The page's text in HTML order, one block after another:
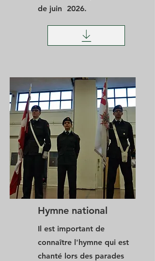
de juin 2026.
Hymne national
Il est important de
connaître l'hymne qui est
chanté lors des parades